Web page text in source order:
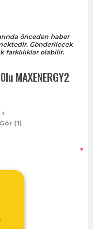
önceden haber
Gönderilecek
farklılıklar olabilir.
MAXENERGY2
(1)
*